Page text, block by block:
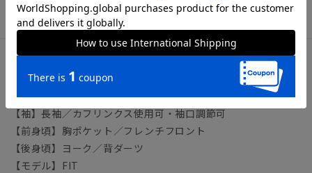
アイロン イージーケア 形態安定
アイテム詳細
【襟】ボタンダウン
【袖】長袖／カフリンクス使用可・袖口調節可
【前身頃】胸ポケット／フレンチフロント
【後身頃】ヨーク／背ダーツ
【モデル】FIT